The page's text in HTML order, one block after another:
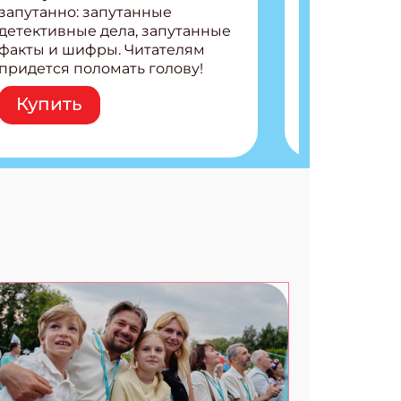
запутанные
дела, запутанные
и шифры. Читателям
придется поломать голову!
Внутри: Шифры и
расшифровки Плетем
запутанные поделки
коды 3 комикса
Купить